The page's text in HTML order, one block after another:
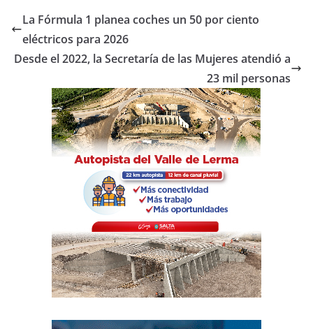
e
b
o
o
k
er s
A
p
p
p
tir
La Fórmula 1 planea coches un 50 por ciento
eléctricos para 2026
Desde el 2022, la Secretaría de las Mujeres atendió a
23 mil personas